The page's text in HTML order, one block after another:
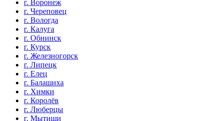
г. Воронеж
г. Череповец
г. Вологда
г. Калуга
г. Обнинск
г. Курск
г. Железногорск
г. Липецк
г. Елец
г. Балашиха
г. Химки
г. Королёв
г. Люберцы
г. Мытищи